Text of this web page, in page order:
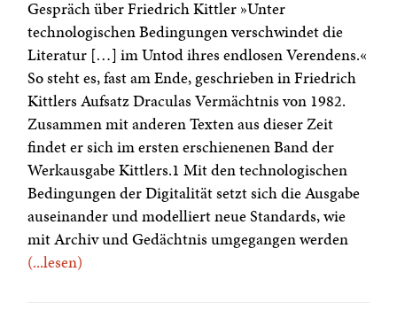
Gespräch über Friedrich Kittler »Unter
technologischen Bedingungen verschwindet die
Literatur […] im Untod ihres endlosen Verendens.«
So steht es, fast am Ende, geschrieben in Friedrich
Kittlers Aufsatz Draculas Vermächtnis von 1982.
Zusammen mit anderen Texten aus dieser Zeit
findet er sich im ersten erschienenen Band der
Werkausgabe Kittlers.1 Mit den technologischen
Bedingungen der Digitalität setzt sich die Ausgabe
auseinander und modelliert neue Standards, wie
mit Archiv und Gedächtnis umgegangen werden
(...lesen)